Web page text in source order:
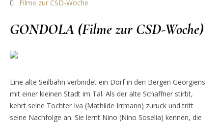
Filme zur CSD-Woche
GONDOLA (Filme zur CSD-Woche)
Eine alte Seilbahn verbindet ein Dorf in den Bergen Georgiens
mit einer kleinen Stadt im Tal. Als der alte Schaffner stirbt,
kehrt seine Tochter Iva (Mathilde Irrmann) zuruck und tritt
seine Nachfolge an. Sie lernt Nino (Nino Soselia) kennen, die